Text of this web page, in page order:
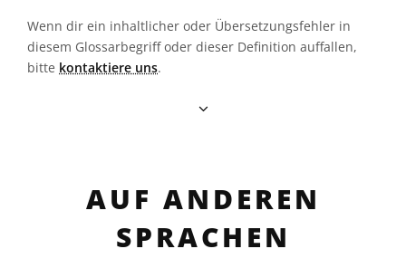
Wenn dir ein inhaltlicher oder Übersetzungsfehler in
diesem Glossarbegriff oder dieser Definition auffallen,
bitte kontaktiere uns.
AUF ANDEREN
SPRACHEN